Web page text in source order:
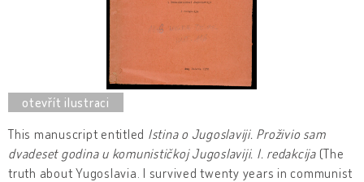
This manuscript entitled Istina o Jugoslaviji. Proživio sam
dvadeset godina u komunističkoj Jugoslaviji. I. redakcija(The
truth about Yugoslavia. I survived twenty years in communist